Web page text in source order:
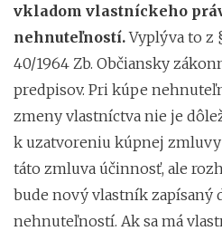
vkladom vlastníckeho
nehnuteľností.Vyplýva to z
40/1964 Zb. Občiansky
predpisov. Pri kúpe
zmeny vlastníctva nie je
k uzatvoreniu kúpnej
táto zmluva účinnosť, ale
bude nový vlastník zapísaný
nehnuteľností. Ak sa má